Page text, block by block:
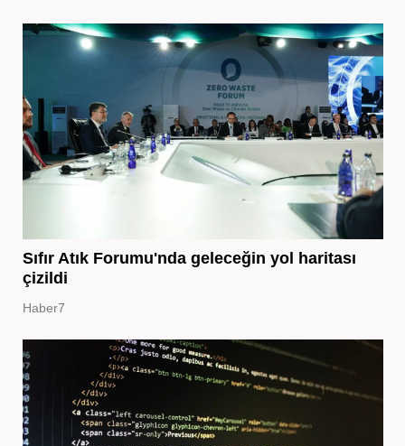
Sıfır Atık Forumu'nda geleceğin yol haritası
çizildi
Haber7